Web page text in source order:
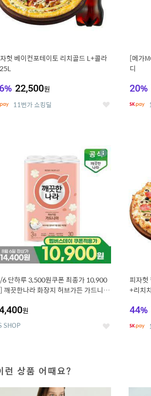
헛 베이컨포테이토 리치골드 L+콜라
% 22,500원
11번가 쇼킹딜 좋
[메가
디
20%
단하루 3,500원쿠폰 최종가 10,900
깨끗한나라 화장지 허브가든 가드니아
원
SHOP 좋
상
세
피자헛
+리치
44%
런 상품 어때요?